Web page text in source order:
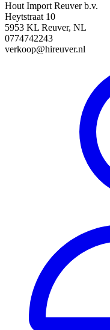
Hout Import Reuver b.v.
Heytstraat 10
5953 KL Reuver, NL
0774742243
verkoop@hireuver.nl